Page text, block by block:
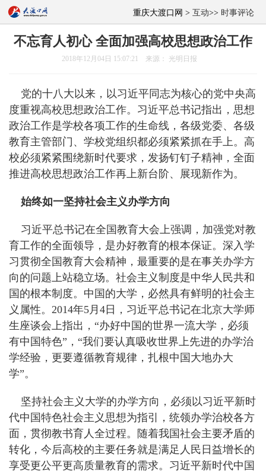
重庆大渡口网 > 互动>> 时事评论
不忘育人初心 全面加强高校思想政治工作
2018年12月04日 15:07:21 来源： 光明日报
党的十八大以来，以习近平同志为核心的党中央高
度重视高校思想政治工作。习近平总书记指出，思想
政治工作是学校各项工作的生命线，各级党委、各级
教育主管部门、学校党组织都必须紧紧抓在手上。高
校必须紧紧围绕新时代要求，发扬钉钉子精神，全面
推进高校思想政治工作再上新台阶、展现新作为。
始终如一坚持社会主义办学方向
习近平总书记在全国教育大会上强调，加强党对教
育工作的全面领导，是办好教育的根本保证。深入学
习贯彻全国教育大会精神，最重要的是在事关办学方
向的问题上站稳立场。社会主义制度是中华人民共和
国的根本制度。中国的大学，必然具有鲜明的社会主
义属性。2014年5月4日，习近平总书记在北京大学师
生座谈会上指出，“办好中国的世界一流大学，必须
有中国特色”，“我们要认真吸收世界上先进的办学治
学经验，更要遵循教育规律，扎根中国大地办大
学”。
坚持社会主义大学的办学方向，必须以习近平新时
代中国特色社会主义思想为指引，统领办学治校各方
面，贯彻教书育人全过程。随着我国社会主要矛盾的
转化，今后高校的主要任务就是满足人民日益增长的
享受更公平更高质量教育的需求。习近平新时代中国